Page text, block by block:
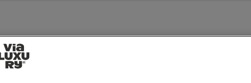
Waarom is de prijs voor de